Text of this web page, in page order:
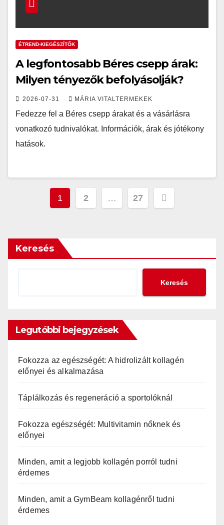
ÉTREND-KIEGÉSZÍTŐK
A legfontosabb Béres csepp árak:
Milyen tényezők befolyásolják?
2026-07-31 MÁRIA VITALTERMEKEK
Fedezze fel a Béres csepp árakat és a vásárlásra
vonatkozó tudnivalókat. Információk, árak és jótékony
hatások.
Bejegyzések
1 2 … 27
Keresés
Keresés
Legutóbbi bejegyzések
Fokozza az egészségét: A hidrolizált kollagén
előnyei és alkalmazása
Táplálkozás és regeneráció a sportolóknál
Fokozza egészségét: Multivitamin nőknek és
előnyei
Minden, amit a legjobb kollagén porról tudni
érdemes
Minden, amit a GymBeam kollagénről tudni
érdemes